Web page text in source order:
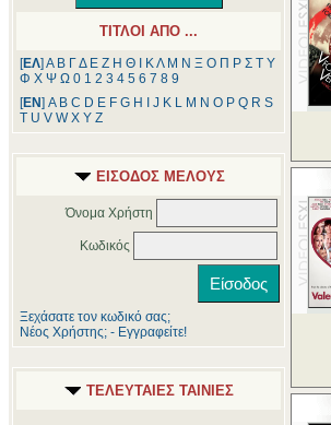
ΤΙΤΛΟΙ ΑΠΟ ...
[ΕΛ] Α Β ΓΔ Ε Ζ Η Θ ΚΛ Μ Ν Ξ Ο Π Ρ Σ Τ Υ
Φ Χ Ψ Ω 0 1 2 3 4 5 6 7 8 9
[ΕΝ] A B C D E F G H J K L M N O P Q R S
T U V W X Y Z
ΕΙΣΟΔΟΣ ΜΕΛΟΥΣ
Όνομα Χρήστη
Κωδικός
Ξεχάσατε τον κωδικό σας;
Νέος Χρήστης; - Εγγραφείτε!
ΤΕΛΕΥΤΑΙΕΣ ΤΑΙΝΙΕΣ